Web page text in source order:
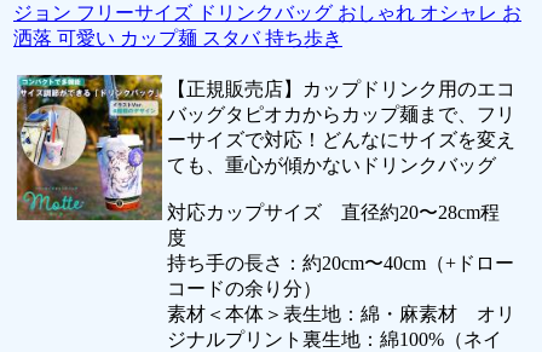
ジョン フリーサイズ ドリンクバッグ おしゃれ オシャレ お
洒落 可愛い カップ麺 スタバ 持ち歩き
【正規販売店】カップドリンク用のエコ
バッグタピオカからカップ麺まで、フリ
ーサイズで対応！どんなにサイズを変え
ても、重心が傾かないドリンクバッグ
対応カップサイズ 直径約20〜28cm程
度
持ち手の長さ：約20cm〜40cm（+ドロー
コードの余り分）
素材＜本体＞表生地：綿・麻素材 オリ
ジナルプリント裏生地：綿100%（ネイ